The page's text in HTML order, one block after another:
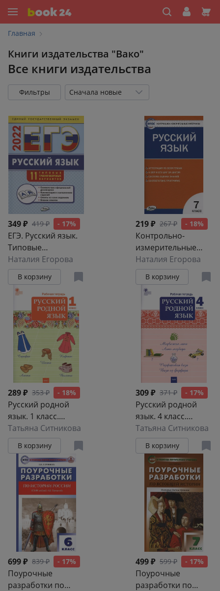
Главная
Книги издательства "Вако"
Все книги издательства
Фильтры Сначала новые
349 ₽ 419 ₽ - 17%
ЕГЭ. Русский язык.
Типовые
тренировочные
варианты
Наталия Егорова
В корзину
219 ₽ 267 ₽ - 18%
Контрольно-
измерительные
материалы.
Русский язык. 7
класс
Наталия Егорова
В корзину
289 ₽ 353 ₽ - 18%
Русский родной
язык. 1 класс.
Рабочая тетрадь
Татьяна Ситникова
В корзину
309 ₽ 371 ₽ - 17%
Русский родной
язык. 4 класс.
Рабочая тетрадь
Татьяна Ситникова
В корзину
699 ₽ 839 ₽ - 17%
Поурочные
разработки по
499 ₽ 599 ₽ - 17%
Поурочные
разработки по